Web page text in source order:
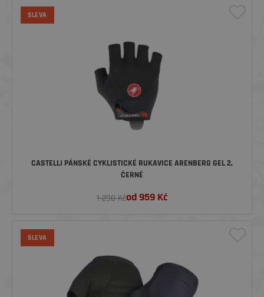
SLEVA
CASTELLI PÁNSKÉ CYKLISTICKÉ RUKAVICE ARENBERG GEL 2,
ČERNÉ
1 290 Kčod959 Kč
SLEVA